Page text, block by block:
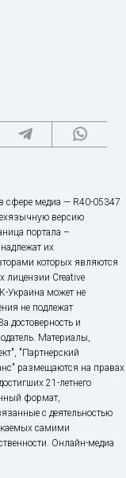
сфере медиа — R40-05347
версию
портала –
их
которых являются
лицензии Creative
Украина может не
не подлежат
достоверность и
Материалы,
"Партнерский
размещаются на правах
21-летнего
формат,
с деятельностью
самими
Онлайн-медиа